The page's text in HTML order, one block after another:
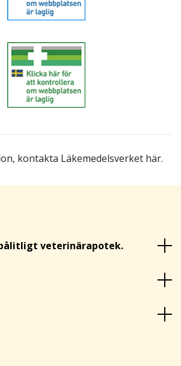
kontakta Läkemedelsverket här.
veterinärapotek.